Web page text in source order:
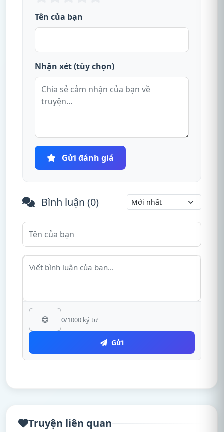
Tên của bạn
Nhận xét (tùy chọn)
Gửi đánh giá
Bình luận (0)
😊 0/1000 ký tự
Gửi
Truyện liên quan